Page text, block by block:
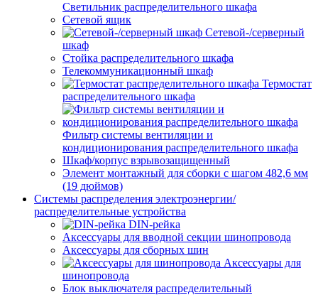
Светильник распределительного шкафа
Сетевой ящик
Сетевой-/серверный
шкаф
Стойка распределительного шкафа
Телекоммуникационный шкаф
Термостат
распределительного шкафа
Фильтр системы вентиляции и
кондиционирования распределительного шкафа
Шкаф/корпус взрывозащищенный
Элемент монтажный для сборки с шагом 482,6 мм
(19 дюймов)
Системы распределения электроэнергии/
распределительные устройства
DIN-рейка
Аксессуары для вводной секции шинопровода
Аксессуары для сборных шин
Аксессуары для
шинопровода
Блок выключателя распределительный